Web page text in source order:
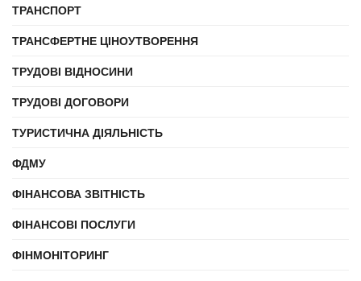
ТРАНСПОРТ
ТРАНСФЕРТНЕ ЦІНОУТВОРЕННЯ
ТРУДОВІ ВІДНОСИНИ
ТРУДОВІ ДОГОВОРИ
ТУРИСТИЧНА ДІЯЛЬНІСТЬ
ФДМУ
ФІНАНСОВА ЗВІТНІСТЬ
ФІНАНСОВІ ПОСЛУГИ
ФІНМОНІТОРИНГ